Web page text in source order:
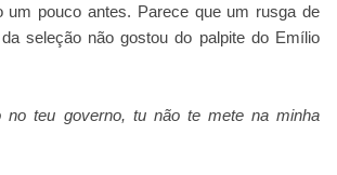
um pouco antes. Parece que um rusga de
seleção não gostou do palpite do Emílio
no teu governo, tu não te mete na minha